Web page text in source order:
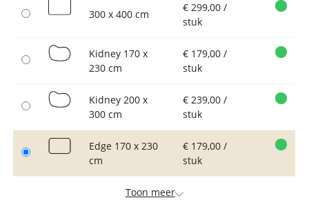
300 x 400 cm
€ 299,00 /
stuk
Kidney 170 x
230 cm
€ 179,00 /
stuk
Kidney 200 x
300 cm
€ 239,00 /
stuk
Edge 170 x 230
cm
€ 179,00 /
stuk
Toon meer